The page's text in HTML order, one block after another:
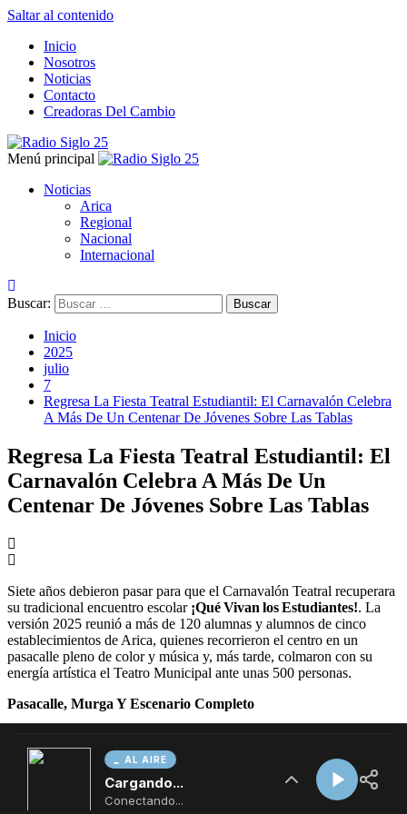
AL AIRE
Cargando...
Conectando...